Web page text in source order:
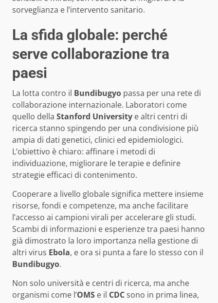
sorveglianza e l’intervento sanitario.
La sfida globale: perché
serve collaborazione tra
paesi
La lotta contro il Bundibugyo passa per una rete di
collaborazione internazionale. Laboratori come
quello della Stanford University e altri centri di
ricerca stanno spingendo per una condivisione più
ampia di dati genetici, clinici ed epidemiologici.
L’obiettivo è chiaro: affinare i metodi di
individuazione, migliorare le terapie e definire
strategie efficaci di contenimento.
Cooperare a livello globale significa mettere insieme
risorse, fondi e competenze, ma anche facilitare
l’accesso ai campioni virali per accelerare gli studi.
Scambi di informazioni e esperienze tra paesi hanno
già dimostrato la loro importanza nella gestione di
altri virus Ebola, e ora si punta a fare lo stesso con il
Bundibugyo.
Non solo università e centri di ricerca, ma anche
organismi come l’OMS e il CDCsono in prima linea,